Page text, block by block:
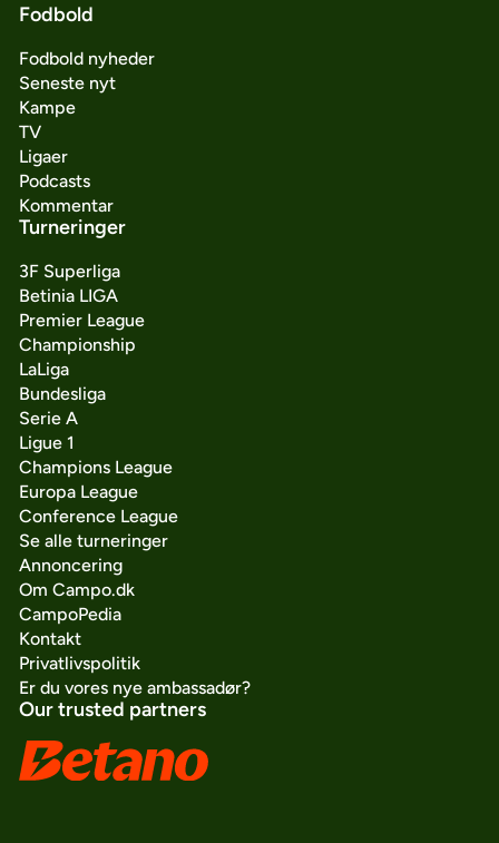
Fodbold
Fodbold nyheder
Seneste nyt
Kampe
TV
Ligaer
Podcasts
Kommentar
Turneringer
3F Superliga
Betinia LIGA
Premier League
Championship
LaLiga
Bundesliga
Serie A
Ligue 1
Champions League
Europa League
Conference League
Se alle turneringer
Annoncering
Om Campo.dk
CampoPedia
Kontakt
Privatlivspolitik
Er du vores nye ambassadør?
Our trusted partners